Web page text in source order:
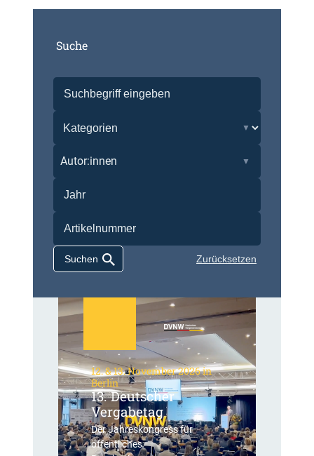
Suche
Autor:innen
Zurücksetzen
12. & 13. November 2026 in
Berlin
13. Deutscher
Vergabetag
Der Jahreskongress für
öffentliches